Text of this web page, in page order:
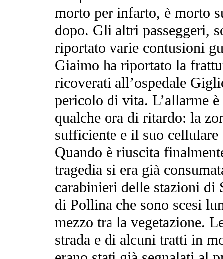
morto per infarto, è morto
dopo. Gli altri passeggeri,
riportato varie contusioni
Giaimo ha riportato la
ricoverati all’ospedale
pericolo di vita. L’allarme
qualche ora di ritardo: la
sufficiente e il suo
Quando è riuscita
tragedia si era già
carabinieri delle stazioni di
di Pollina che sono scesi
mezzo tra la vegetazione.
strada e di alcuni tratti in